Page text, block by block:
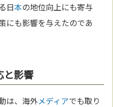
日本の地位向上にも寄与
にも影響を与えたのであ
と影響
は、海外メディアでも取り